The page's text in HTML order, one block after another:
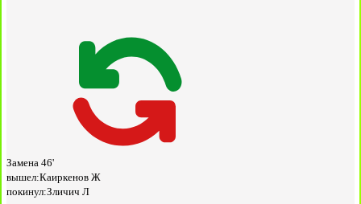
Замена 46'
вышел:Каиркенов Ж
покинул:Зличич Л